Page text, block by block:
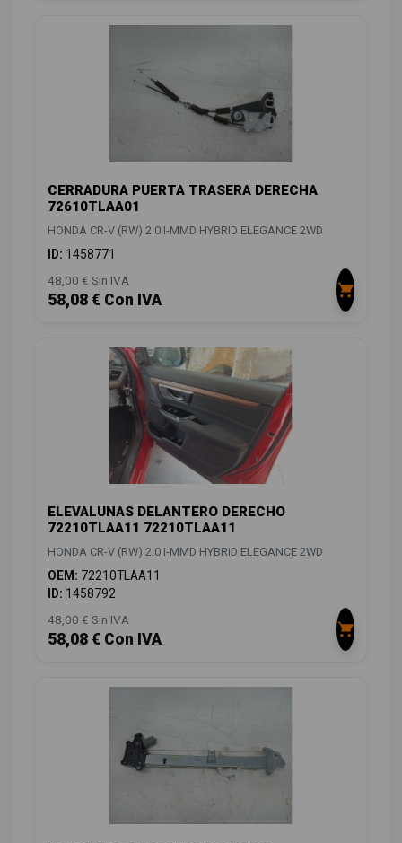
CERRADURA PUERTA TRASERA DERECHA
72610TLAA01
HONDA CR-V (RW) 2.0 I-MMD HYBRID ELEGANCE 2WD
ID: 1458771
48,00 € Sin IVA
58,08 € Con IVA
ELEVALUNAS DELANTERO DERECHO
72210TLAA11 72210TLAA11
HONDA CR-V (RW) 2.0 I-MMD HYBRID ELEGANCE 2WD
OEM: 72210TLAA11
ID: 1458792
48,00 € Sin IVA
58,08 € Con IVA